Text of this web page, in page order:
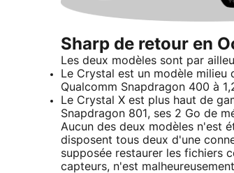
Sharp de retour en
Les deux modèles sont par
Le Crystal est un modèle
Qualcomm Snapdragon 400 à
Le Crystal X est plus haut de
Snapdragon 801, ses 2 Go de
Aucun des deux modèles n'est
disposent tous deux d'une
supposée restaurer les fichiers
capteurs, n'est